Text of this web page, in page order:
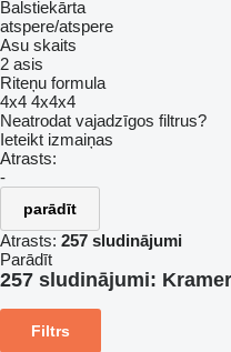
Balstiekārta
atspere/atspere
Asu skaits
2 asis
Riteņu formula
4x4 4x4x4
Neatrodat vajadzīgos filtrus?
Ieteikt izmaiņas
Atrasts:
-
parādīt
Atrasts: 257 sludinājumi
Parādīt
257 sludinājumi:
Filtrs